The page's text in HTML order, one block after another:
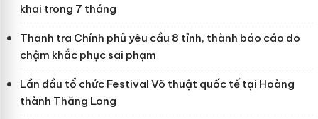
khai trong 7 tháng
Thanh tra Chính phủ yêu cầu 8 tỉnh, thành báo cáo do
chậm khắc phục sai phạm
Lần đầu tổ chức Festival Võ thuật quốc tế tại Hoàng
thành Thăng Long